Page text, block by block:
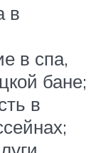
в
в спа,
бане;
в